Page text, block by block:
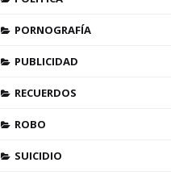
PORNOGRAFÍA
PUBLICIDAD
RECUERDOS
ROBO
SUICIDIO